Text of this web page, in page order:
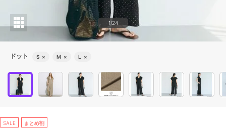
1/24
ドット S × M × L ×
SALE まとめ割